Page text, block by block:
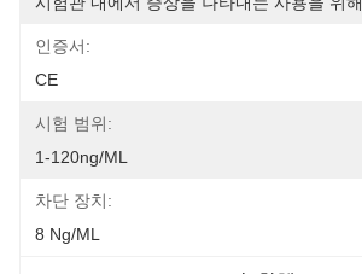
인증서:
CE
시험 범위:
1-120ng/mL
차단 장치:
8 Ng/mL